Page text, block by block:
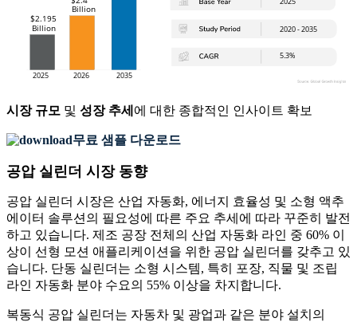
시장 규모 및 성장 추세 에 대한 종합적인 인사이트 확보
무료 샘플 다운로드
공압 실린더 시장 동향
공압 실린더 시장은 산업 자동화, 에너지 효율성 및 소형 액추
에이터 솔루션의 필요성에 따른 주요 추세에 따라 꾸준히 발전
하고 있습니다. 제조 공장 전체의 산업 자동화 라인 중 60% 이
상이 선형 모션 애플리케이션을 위한 공압 실린더를 갖추고 있
습니다. 단동 실린더는 소형 시스템, 특히 포장, 직물 및 조립
라인 자동화 분야 수요의 55% 이상을 차지합니다.
복동식 공압 실린더는 자동차 및 광업과 같은 분야 설치의